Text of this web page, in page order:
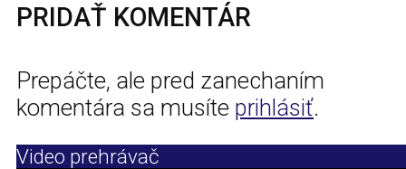
PRIDAŤ KOMENTÁR
Prepáčte, ale pred zanechaním
komentára sa musíte prihlásiť.
Video prehrávač